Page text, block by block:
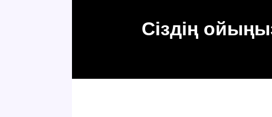
Сіздің